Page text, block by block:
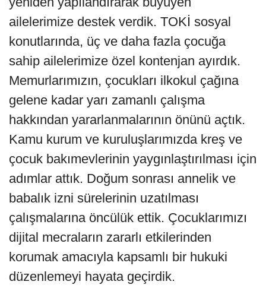
ailelerimize destek verdik. TOKİ sosyal
konutlarında, üç ve daha fazla çocuğa
sahip ailelerimize özel kontenjan ayırdık.
Memurlarımızın, çocukları ilkokul çağına
gelene kadar yarı zamanlı çalışma
hakkından yararlanmalarının önünü açtık.
Kamu kurum ve kuruluşlarımızda kreş ve
çocuk bakımevlerinin yaygınlaştırılması için
adımlar attık. Doğum sonrası annelik ve
babalık izni sürelerinin uzatılması
çalışmalarına öncülük ettik. Çocuklarımızı
dijital mecraların zararlı etkilerinden
korumak amacıyla kapsamlı bir hukuki
düzenlemeyi hayata geçirdik.